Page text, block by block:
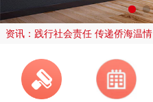
资讯：践行社会责任 传递侨海温情